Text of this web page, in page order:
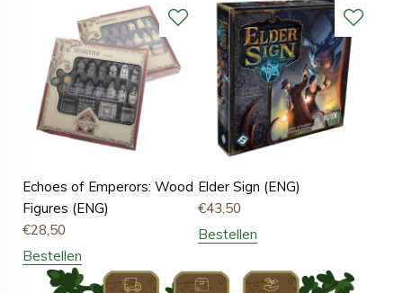
Echoes of Emperors: Wood
Figures (ENG)
€28,50
Bestellen
Elder Sign (ENG)
€43,50
Bestellen